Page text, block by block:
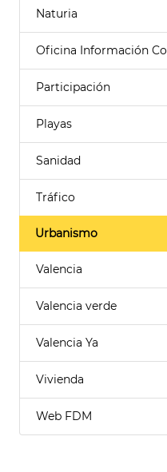
Naturia
Oficina Información
Participación
Playas
Sanidad
Tráfico
Urbanismo
Valencia
Valencia verde
Valencia Ya
Vivienda
Web FDM